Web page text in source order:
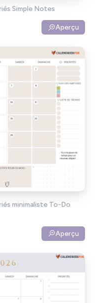
Simple Notes
Aperçu
minimaliste To-Do
Aperçu